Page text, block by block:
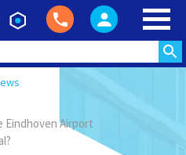
Airport